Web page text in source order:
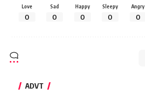
Love
0
Sad
0
Happy
0
Sleepy
0
Angry
0
ADVT